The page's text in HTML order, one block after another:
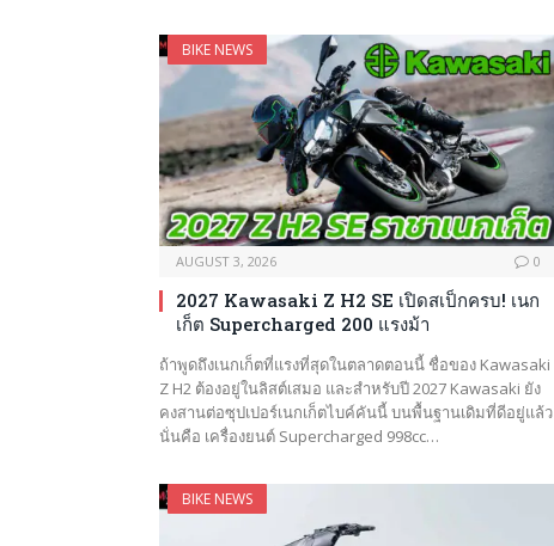
BIKE NEWS
AUGUST 3, 2026 0
2027 Kawasaki Z H2 SE เปิดสเป็กครบ! เนก
เก็ต Supercharged 200 แรงม้า
ถ้าพูดถึงเนกเก็ตที่แรงที่สุดในตลาดตอนนี้ ชื่อของ Kawasaki
Z H2 ต้องอยู่ในลิสต์เสมอ และสำหรับปี 2027 Kawasaki ยัง
คงสานต่อซุปเปอร์เนกเก็ตไบค์คันนี้ บนพื้นฐานเดิมที่ดีอยู่แล้ว
นั่นคือ เครื่องยนต์ Supercharged 998cc…
BIKE NEWS